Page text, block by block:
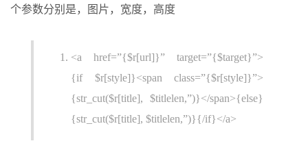
个参数分别是，图片，宽度，高度
<a href=”{$r[url]}” target=”{$target}”>
{if $r[style]}<span class=”{$r[style]}”>
{str_cut($r[title], $titlelen,”)}</span>{else}
{str_cut($r[title], $titlelen,”)}{/if}</a>